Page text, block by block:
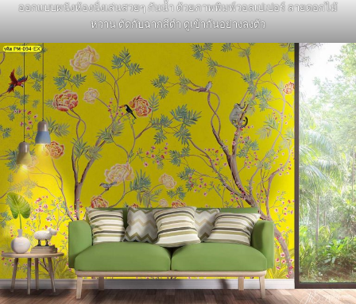
ออกแบบผนังห้องนั่งเล่นสวยๆ กันน้ำ ด้วยภาพพิมพ์วอลเปเปอร์ ลายดอกไม้
หวาน ตัดกับฉากสีดำ ดูเข้ากันอย่างลงตัว